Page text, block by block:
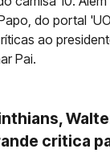
do portal
ao
Pai.
critica